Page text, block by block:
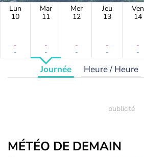
Lun
10
-
-
Mar
11
-
-
Mer
12
-
-
Jeu
13
-
-
Ven
14
-
-
Journée Heure / Heure
MÉTÉO DE DEMAIN